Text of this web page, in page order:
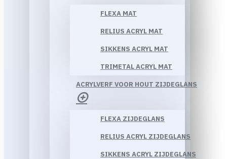
FLEXA MAT
RELIUS ACRYL MAT
SIKKENS ACRYL MAT
TRIMETAL ACRYL MAT
ACRYLVERF VOOR HOUT ZIJDEGLANS
FLEXA ZIJDEGLANS
RELIUS ACRYL ZIJDEGLANS
SIKKENS ACRYL ZIJDEGLANS